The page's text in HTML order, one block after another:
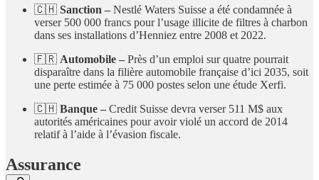
🇨🇭 Sanction – Nestlé Waters Suisse a été condamnée à
verser 500 000 francs pour l’usage illicite de filtres à charbon
dans ses installations d’Henniez entre 2008 et 2022.
🇫🇷 Automobile – Près d’un emploi sur quatre pourrait
disparaître dans la filière automobile française d’ici 2035, soit
une perte estimée à 75 000 postes selon une étude Xerfi.
🇨🇭 Banque – Credit Suisse devra verser 511 M$ aux
autorités américaines pour avoir violé un accord de 2014
relatif à l’aide à l’évasion fiscale.
Assurance